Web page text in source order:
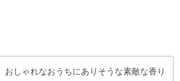
おしゃれなおうちにありそうな素敵な香り